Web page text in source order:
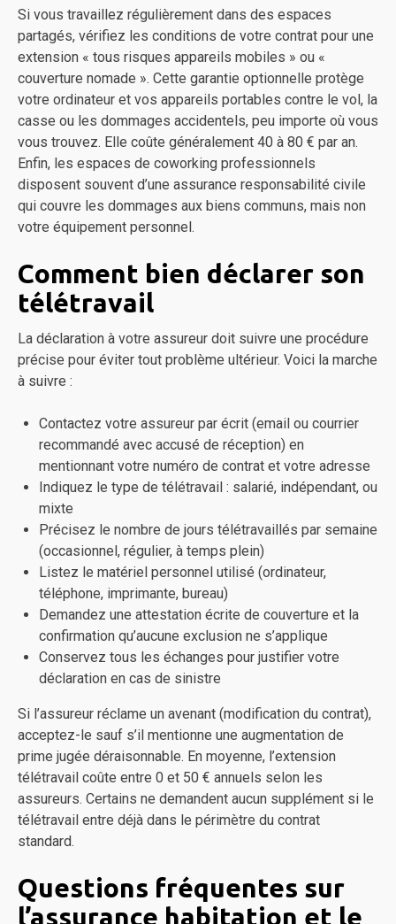
Si vous travaillez régulièrement dans des espaces
partagés, vérifiez les conditions de votre contrat pour une
extension « tous risques appareils mobiles » ou «
couverture nomade ». Cette garantie optionnelle protège
votre ordinateur et vos appareils portables contre le vol, la
casse ou les dommages accidentels, peu importe où vous
vous trouvez. Elle coûte généralement 40 à 80 € par an.
Enfin, les espaces de coworking professionnels
disposent souvent d’une assurance responsabilité civile
qui couvre les dommages aux biens communs, mais non
votre équipement personnel.
Comment bien déclarer son
télétravail
La déclaration à votre assureur doit suivre une procédure
précise pour éviter tout problème ultérieur. Voici la marche
à suivre :
Contactez votre assureur par écrit (email ou courrier
recommandé avec accusé de réception) en
mentionnant votre numéro de contrat et votre adresse
Indiquez le type de télétravail : salarié, indépendant, ou
mixte
Précisez le nombre de jours télétravaillés par semaine
(occasionnel, régulier, à temps plein)
Listez le matériel personnel utilisé (ordinateur,
téléphone, imprimante, bureau)
Demandez une attestation écrite de couverture et la
confirmation qu’aucune exclusion ne s’applique
Conservez tous les échanges pour justifier votre
déclaration en cas de sinistre
Si l’assureur réclame un avenant (modification du contrat),
acceptez-le sauf s’il mentionne une augmentation de
prime jugée déraisonnable. En moyenne, l’extension
télétravail coûte entre 0 et 50 € annuels selon les
assureurs. Certains ne demandent aucun supplément si le
télétravail entre déjà dans le périmètre du contrat
standard.
Questions fréquentes sur
l’assurance habitation et le